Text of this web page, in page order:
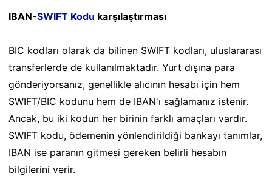
IBAN-SWIFT Kodu karşılaştırması
BIC kodları olarak da bilinen SWIFT kodları, uluslararası
transferlerde de kullanılmaktadır. Yurt dışına para
gönderiyorsanız, genellikle alıcının hesabı için hem
SWIFT/BIC kodunu hem de IBAN'ı sağlamanız istenir.
Ancak, bu iki kodun her birinin farklı amaçları vardır.
SWIFT kodu, ödemenin yönlendirildiği bankayı tanımlar,
IBAN ise paranın gitmesi gereken belirli hesabın
bilgilerini verir.